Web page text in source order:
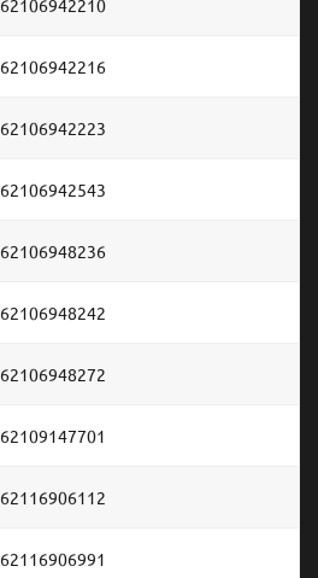
62106942216
62106942223
62106942543
62106948236
62106948242
62106948272
62109147701
62116906112
62116906991